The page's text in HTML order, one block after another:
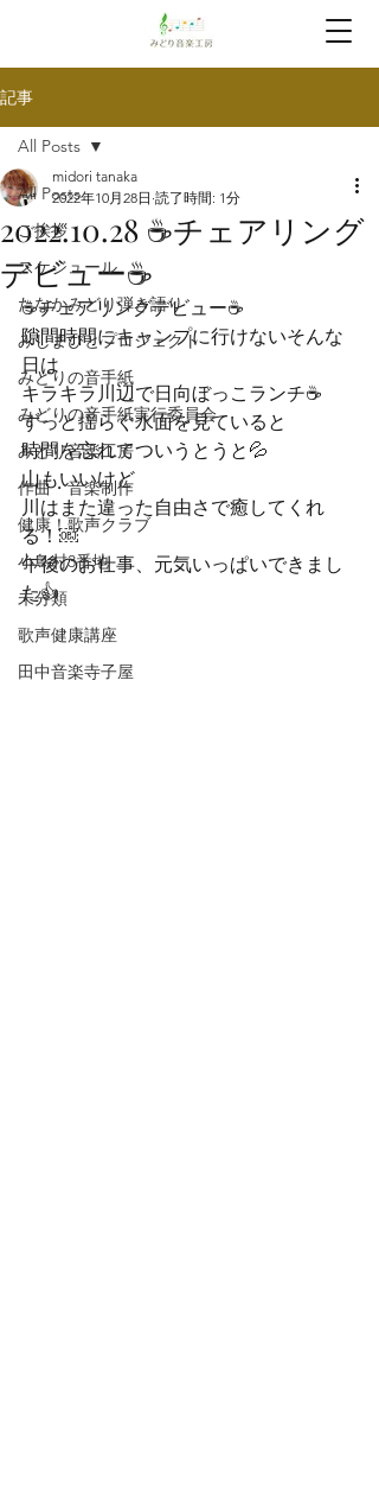
記事
All Posts
ご挨拶
スケジュール
たなかみどり弾き語り
みしまびとプロジェクト
みどりの音手紙
みどりの音手紙実行委員会
みどり音楽工房
作曲・音楽制作
健康！歌声クラブ
小鳥村3番地
未分類
歌声健康講座
田中音楽寺子屋
All Posts
2022.10.28 ☕️チェアリング
デビュー☕️
midori tanaka
2022年10月28日 読了時間: 1分
☕️チェアリングデビュー☕️
隙間時間にキャンプに行けないそんな
日は
キラキラ川辺で日向ぼっこランチ☕️
ずっと揺らぐ水面を見ていると
時間を忘れてついうとうと💦
山もいいけど
川はまた違った自由さで癒してくれ
る！￼
午後のお仕事、元気いっぱいできまし
た👍